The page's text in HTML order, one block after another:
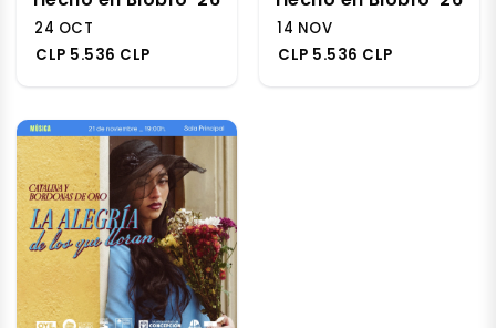
24 OCT
CLP 5.536 CLP
14 NOV
CLP 5.536 CLP